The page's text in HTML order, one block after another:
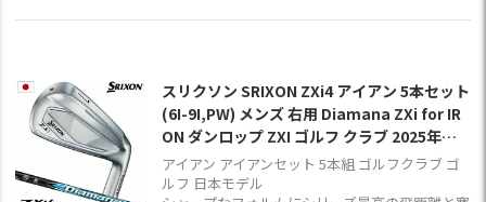
スリクソン SRIXON ZXi4 アイアン 5本セット
(6I-9I,PW) メンズ 右用 Diamana ZXi for IR
ON ダンロップ ZXI ゴルフ クラブ 2025年モ
デル 日本正規品 2024年11月9日発売
アイアン アイアンセット 5本組 ゴルフクラブ ゴ
ルフ 日本モデル